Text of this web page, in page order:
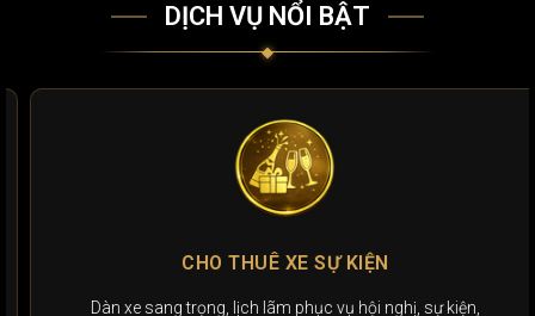
DỊCH VỤ NỔI BẬT
CHO THUÊ XE SỰ KIỆN
Dàn xe sang trọng, lịch lãm phục vụ hội nghị, sự kiện,